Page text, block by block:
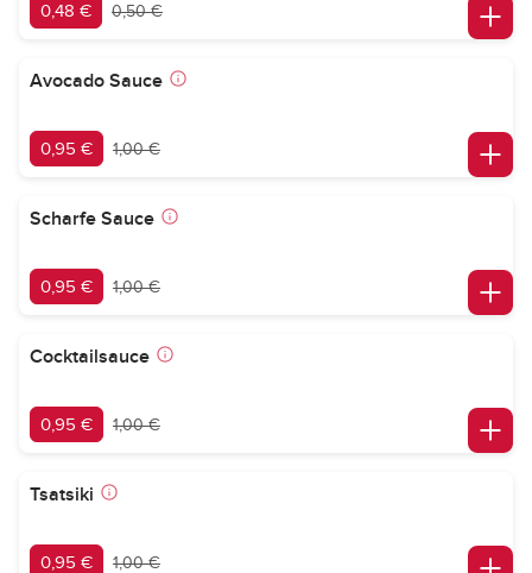
0,48 € 0,50 €
Avocado Sauce
0,95 € 1,00 €
Scharfe Sauce
0,95 € 1,00 €
Cocktailsauce
0,95 € 1,00 €
Tsatsiki
0,95 € 1,00 €